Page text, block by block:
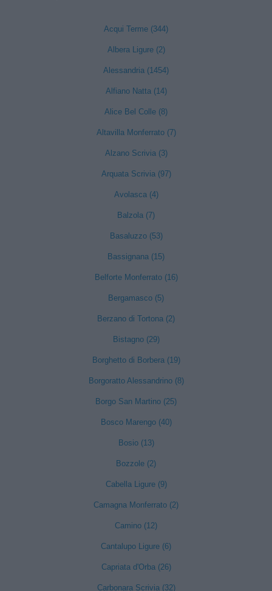
Acqui Terme (344)
Albera Ligure (2)
Alessandria (1454)
Alfiano Natta (14)
Alice Bel Colle (8)
Altavilla Monferrato (7)
Alzano Scrivia (3)
Arquata Scrivia (97)
Avolasca (4)
Balzola (7)
Basaluzzo (53)
Bassignana (15)
Belforte Monferrato (16)
Bergamasco (5)
Berzano di Tortona (2)
Bistagno (29)
Borghetto di Borbera (19)
Borgoratto Alessandrino (8)
Borgo San Martino (25)
Bosco Marengo (40)
Bosio (13)
Bozzole (2)
Cabella Ligure (9)
Camagna Monferrato (2)
Camino (12)
Cantalupo Ligure (6)
Capriata d'Orba (26)
Carbonara Scrivia (32)